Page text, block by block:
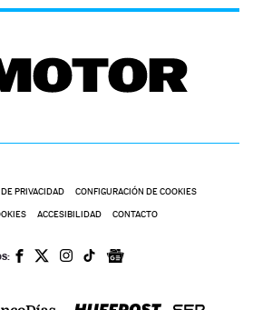
PRIVACIDAD CONFIGURACIÓN DE COOKIES
ACCESIBILIDAD CONTACTO